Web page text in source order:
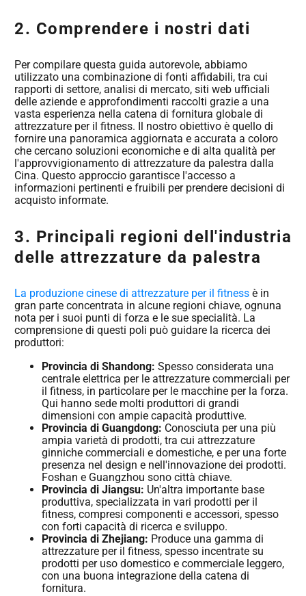
2. Comprendere i nostri dati
Per compilare questa guida autorevole, abbiamo
utilizzato una combinazione di fonti affidabili, tra cui
rapporti di settore, analisi di mercato, siti web ufficiali
delle aziende e approfondimenti raccolti grazie a una
vasta esperienza nella catena di fornitura globale di
attrezzature per il fitness. Il nostro obiettivo è quello di
fornire una panoramica aggiornata e accurata a coloro
che cercano soluzioni economiche e di alta qualità per
l'approvvigionamento di attrezzature da palestra dalla
Cina. Questo approccio garantisce l'accesso a
informazioni pertinenti e fruibili per prendere decisioni di
acquisto informate.
3. Principali regioni dell'industria
delle attrezzature da palestra
La produzione cinese di attrezzature per il fitness è in
gran parte concentrata in alcune regioni chiave, ognuna
nota per i suoi punti di forza e le sue specialità. La
comprensione di questi poli può guidare la ricerca dei
produttori:
Provincia di Shandong: Spesso considerata una
centrale elettrica per le attrezzature commerciali per
il fitness, in particolare per le macchine per la forza.
Qui hanno sede molti produttori di grandi
dimensioni con ampie capacità produttive.
Provincia di Guangdong: Conosciuta per una più
ampia varietà di prodotti, tra cui attrezzature
ginniche commerciali e domestiche, e per una forte
presenza nel design e nell'innovazione dei prodotti.
Foshan e Guangzhou sono città chiave.
Provincia di Jiangsu: Un'altra importante base
produttiva, specializzata in vari prodotti per il
fitness, compresi componenti e accessori, spesso
con forti capacità di ricerca e sviluppo.
Provincia di Zhejiang: Produce una gamma di
attrezzature per il fitness, spesso incentrate su
prodotti per uso domestico e commerciale leggero,
con una buona integrazione della catena di
fornitura.